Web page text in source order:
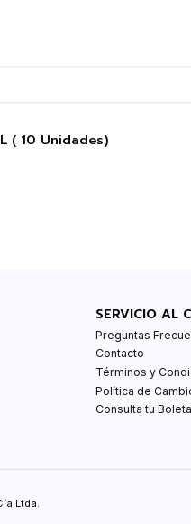
( 10 Unidades)
SERVICIO AL
Preguntas
Contacto
Términos y
Política de
Consulta tu Boleta
Ltda.